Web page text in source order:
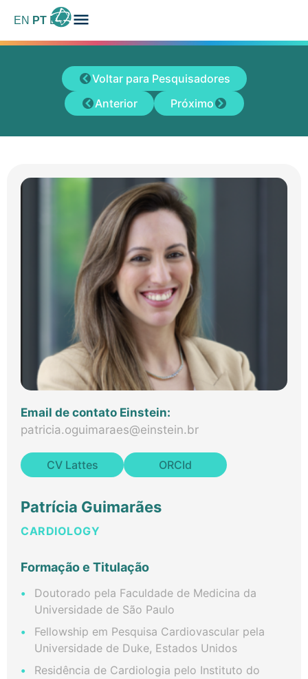
EN PT ES
Voltar para Pesquisadores
Anterior
Próximo
Email de contato Einstein:
patricia.oguimaraes@einstein.br
CV Lattes ORCId
Patrícia Guimarães
CARDIOLOGY
Formação e Titulação
​Doutorado pela Faculdade de Medicina da
Universidade de São Paulo
Fellowship em Pesquisa Cardiovascular pela
Universidade de Duke, Estados Unidos
Residência de Cardiologia pelo Instituto do